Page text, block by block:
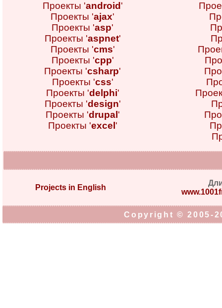
Проекты 'android '
Проекты 'ajax'
Проекты 'asp'
Проекты 'aspnet'
Проекты 'cms'
Проекты 'cpp'
Проекты 'csharp'
Проекты 'css'
Проекты 'delphi'
Проекты 'design'
Проекты 'drupal '
Проекты 'excel '
Projects in English
Copyright © 2005-